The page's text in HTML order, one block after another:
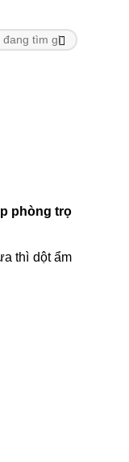
phòng trọ
thì dột ẩm